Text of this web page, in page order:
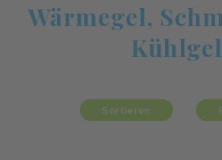
Wärmegel,
Kühlgel
Sortieren